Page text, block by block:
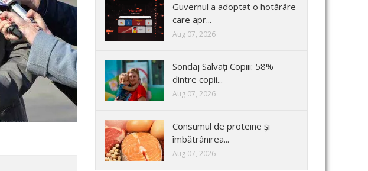
Guvernul a adoptat o hotărâre
care apr...
Aug 07, 2026
Sondaj Salvați Copiii: 58%
dintre copii...
Aug 07, 2026
Consumul de proteine și
îmbătrânirea...
Aug 07, 2026